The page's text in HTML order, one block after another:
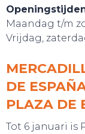
Maandag t/m
Vrijdag,
DE
PLAZA DE
Tot 6 januari is